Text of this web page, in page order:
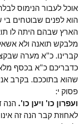
אוכל לעבור הנימוס
הוא לפנים שבוטחים
הארץ שבהם היתה לו
מלבקש תואנה ולא
קברינו. כ"א מערה
כדבריכם כ"א בכסף
שהוא בתוככם. בקרב
פסוק י:
ועפרון כו' ויען כו'. הנה
לאחוזת קבר הנה זה